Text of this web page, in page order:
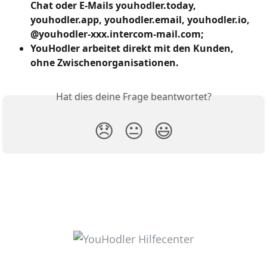
Chat oder E-Mails youhodler.today,
youhodler.app, youhodler.email, youhodler.io,
@youhodler-xxx.intercom-mail.com;
YouHodler arbeitet direkt mit den Kunden,
ohne Zwischenorganisationen.
Hat dies deine Frage beantwortet?
😞 😐 😃